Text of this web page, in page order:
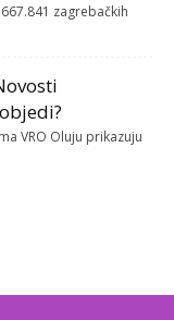
zagrebačkih
VRO Oluju prikazuju